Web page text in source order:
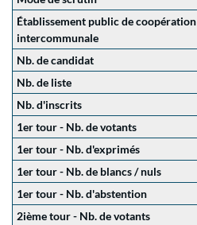
Établissement public de coopération
intercommunale
Nb. de candidat
Nb. de liste
Nb. d'inscrits
1er tour - Nb. de votants
1er tour - Nb. d'exprimés
1er tour - Nb. de blancs / nuls
1er tour - Nb. d'abstention
2ième tour - Nb. de votants